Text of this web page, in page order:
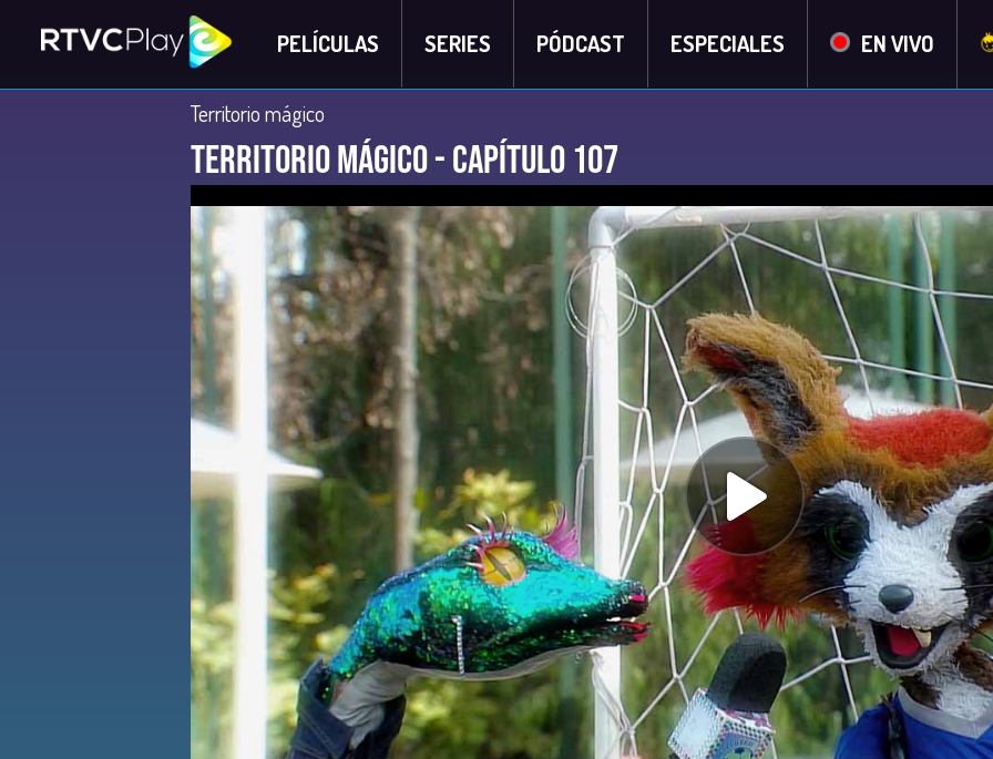
PELÍCULAS SERIES PÓDCAST ESPECIALES EN VIVO
Territorio mágico
Territorio Mágico - Capítulo 107